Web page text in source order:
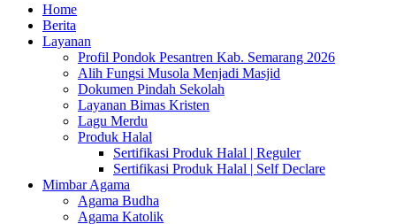
Home
Berita
Layanan
Profil Pondok Pesantren Kab. Semarang 2026
Alih Fungsi Musola Menjadi Masjid
Dokumen Pindah Sekolah
Layanan Bimas Kristen
Lagu Merdu
Produk Halal
Sertifikasi Produk Halal | Reguler
Sertifikasi Produk Halal | Self Declare
Mimbar Agama
Agama Budha
Agama Katolik